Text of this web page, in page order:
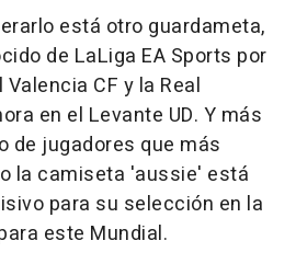
está otro guardameta,
de LaLiga EA Sports por
CF y la Real
en el Levante UD. Y más
de jugadores que más
la camiseta 'aussie' está
para su selección en la
este Mundial.